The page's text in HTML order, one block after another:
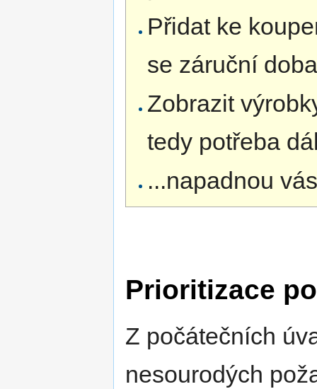
Přidat ke
se záruční
Zobrazit
tedy potřeba
...napadnou
Prioritizace
Z počátečních
nesourodých